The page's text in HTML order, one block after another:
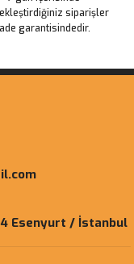
siparişler
garantisindedir.
Esenyurt / İstanbul